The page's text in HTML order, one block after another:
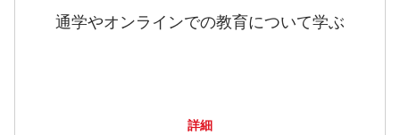
通学やオンラインでの教育について学ぶ
詳細